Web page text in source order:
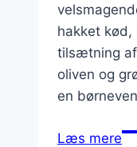
hakket
tilsætning
oliven og
en
Læs mere